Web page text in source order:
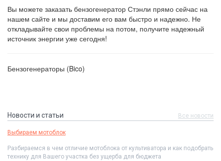
Вы можете заказать бензогенератор Стэнли прямо сейчас на
нашем сайте и мы доставим его вам быстро и надежно. Не
откладывайте свои проблемы на потом, получите надежный
источник энергии уже сегодня!
Бензогенераторы (Bico)
Новости и статьи Все новости
Выбираем мотоблок
Разбираемся в чем отличие мотоблока от культиватора и как подобрать
технику для Вашего участка без ущерба для бюджета